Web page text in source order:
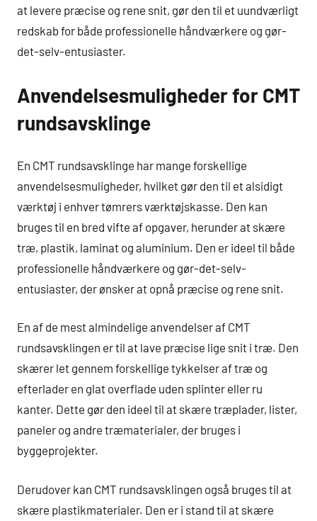
at levere præcise og rene snit, gør den til et uundværligt
redskab for både professionelle håndværkere og gør-
det-selv-entusiaster.
Anvendelsesmuligheder for CMT
rundsavsklinge
En CMT rundsavsklinge har mange forskellige
anvendelsesmuligheder, hvilket gør den til et alsidigt
værktøj i enhver tømrers værktøjskasse. Den kan
bruges til en bred vifte af opgaver, herunder at skære
træ, plastik, laminat og aluminium. Den er ideel til både
professionelle håndværkere og gør-det-selv-
entusiaster, der ønsker at opnå præcise og rene snit.
En af de mest almindelige anvendelser af CMT
rundsavsklingen er til at lave præcise lige snit i træ. Den
skærer let gennem forskellige tykkelser af træ og
efterlader en glat overflade uden splinter eller ru
kanter. Dette gør den ideel til at skære træplader, lister,
paneler og andre træmaterialer, der bruges i
byggeprojekter.
Derudover kan CMT rundsavsklingen også bruges til at
skære plastikmaterialer. Den er i stand til at skære